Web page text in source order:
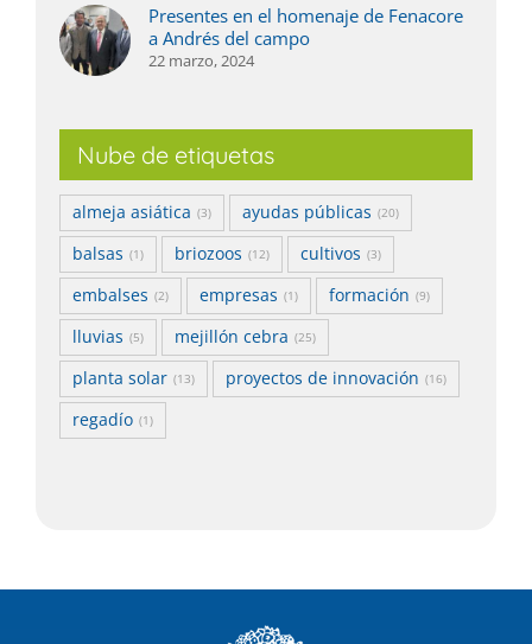
Presentes en el homenaje de Fenacore
a Andrés del campo
22 marzo, 2024
Nube de etiquetas
almeja asiática (3) ayudas públicas (20)
balsas (1) briozoos (12) cultivos (3)
embalses (2) empresas (1) formación (9)
lluvias (5) mejillón cebra (25)
planta solar (13) proyectos de innovación (16)
regadío (1)